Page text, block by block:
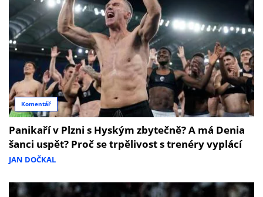
Komentář
Panikaří v Plzni s Hyským zbytečně? A má Denia
šanci uspět? Proč se trpělivost s trenéry vyplácí
JAN DOČKAL